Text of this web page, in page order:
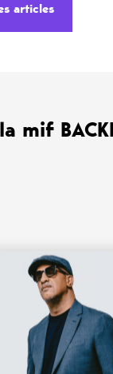
articles
mif